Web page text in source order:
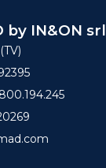
by IN&ON srl